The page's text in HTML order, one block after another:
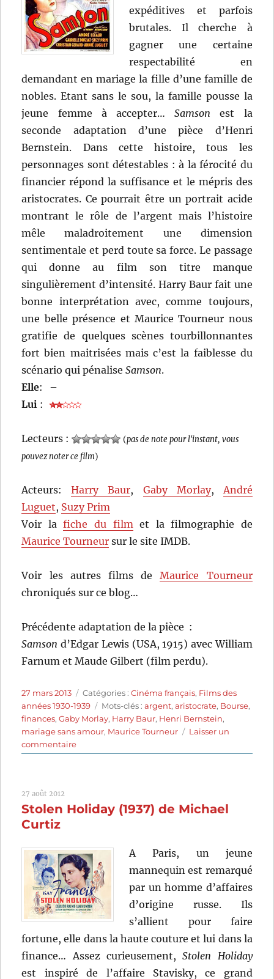
expéditives et parfois
brutales. Il cherche à
gagner une certaine
respectabilité en
demandant en mariage la fille d’une famille de
nobles. Etant sans le sou, la famille pousse la
jeune femme à accepter…Samson est la
seconde adaptation d’une pièce d’Henri
Bernstein. Dans cette histoire, tous les
personnages sont détestables : à la férocité du
financier répond la suffisance et le mépris des
aristocrates. Ce pourrait être un portrait acide
montrant le rôle de l’argent mais l’histoire
mêle maladroitement une dimension
sentimentale et perd toute sa force. Le passage
qui donne au film son titre manque
singulièrement d’intensité. Harry Baur fait une
bonne interprétation avec, comme toujours,
une belle présence et Maurice Tourneur nous
gratifie de quelques scènes tourbillonnantes
fort bien maitrisées mais c’est la faiblesse du
scénario qui pénaliseSamson.
Elle:
–
Lui :
Lecteurs : (pas de note pour l'instant, vous
pouvez noter ce film)
Acteurs:Harry Baur, Gaby Morlay, André
Luguet, Suzy Prim
Voir lafiche du film et la filmographie de
Maurice Tourneur sur le site IMDB.
Voir les autres films deMaurice Tourneur
chroniqués sur ce blog…
Précédente adaptation de la pièce :
Samson d’Edgar Lewis (USA, 1915) avec William
Farnum et Maude Gilbert (film perdu).
Publié
le
27 mars 2013 Catégories
Catégories :Cinéma français, Films des
années 1930-1939
Étiquettes
Mots-clés :argent,aristocrate, Bourse,
finances,Gaby Morlay, Harry Baur, Henri Bernstein,
mariage sans amour, Maurice Tourneur
Laisser un
commentairesur
Samson
Tourneur
27 août 2012
Stolen Holiday (1937) de Michael
Curtiz
A Paris, un jeune
mannequin est remarqué
par un homme d’affaires
d’origine russe. Ils
s’allient pour faire
fortune, elle dans la haute couture et lui dans la
finance… Assez curieusement,Stolen Holiday
est inspiré de l’affaire Stavisky, ce grand